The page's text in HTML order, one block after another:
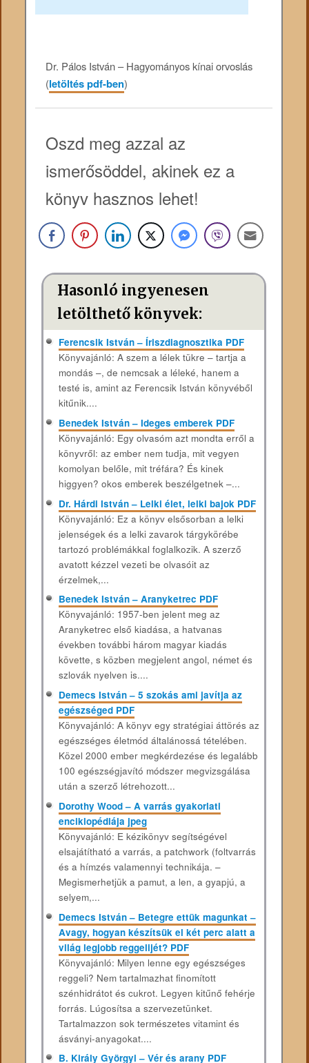
Dr. Pálos István – Hagyományos kínai orvoslás
(letöltés pdf-ben)
Oszd meg azzal az
ismerősöddel, akinek ez a
könyv hasznos lehet!
Hasonló ingyenesen
letölthető könyvek:
Ferencsik István – Íriszdiagnosztika PDF
Könyvajánló: A szem a lélek tükre – tartja a
mondás –, de nemcsak a léleké, hanem a
testé is, amint az Ferencsik István könyvéből
kitűnik....
Benedek István – Ideges emberek PDF
Könyvajánló: Egy olvasóm azt mondta erről a
könyvről: az ember nem tudja, mit vegyen
komolyan belőle, mit tréfára? És kinek
higgyen? okos emberek beszélgetnek –...
Dr. Hárdi István – Lelki élet, lelki bajok PDF
Könyvajánló: Ez a könyv elsősorban a lelki
jelenségek és a lelki zavarok tárgykörébe
tartozó problémákkal foglalkozik. A szerző
avatott kézzel vezeti be olvasóit az
érzelmek,...
Benedek István – Aranyketrec PDF
Könyvajánló: 1957-ben jelent meg az
Aranyketrec első kiadása, a hatvanas
években további három magyar kiadás
követte, s közben megjelent angol, német és
szlovák nyelven is....
Demecs István – 5 szokás ami javítja az
egészséged PDF
Könyvajánló: A könyv egy stratégiai áttörés az
egészséges életmód általánossá tételében.
Közel 2000 ember megkérdezése és legalább
100 egészségjavító módszer megvizsgálása
után a szerző létrehozott...
Dorothy Wood – A varrás gyakorlati
enciklopédiája jpeg
Könyvajánló: E kézikönyv segítségével
elsajátítható a varrás, a patchwork (foltvarrás
és a hímzés valamennyi technikája. –
Megismerhetjük a pamut, a len, a gyapjú, a
selyem,...
Demecs István – Betegre ettük magunkat –
Avagy, hogyan készítsük el két perc alatt a
világ legjobb reggelijét? PDF
Könyvajánló: Milyen lenne egy egészséges
reggeli? Nem tartalmazhat finomított
szénhidrátot és cukrot. Legyen kitűnő fehérje
forrás. Lúgosítsa a szervezetünket.
Tartalmazzon sok természetes vitamint és
ásványi-anyagokat....
B. Király Györgyi – Vér és arany PDF